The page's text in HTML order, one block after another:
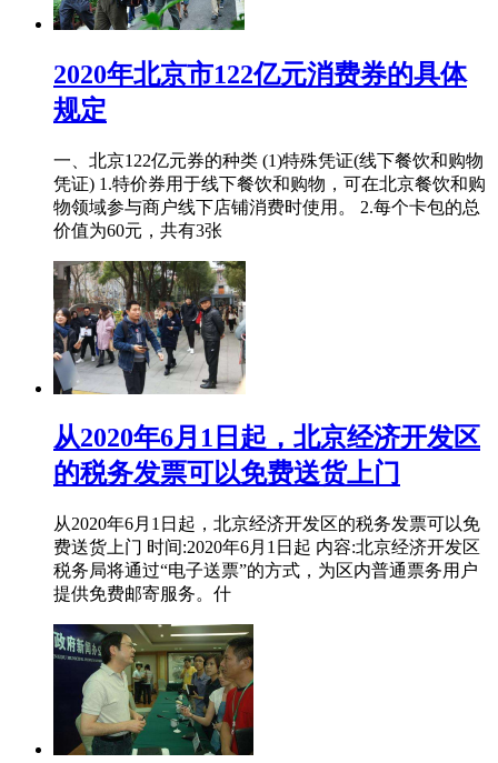
2020年北京市122亿元消费券的具体
规定
一、北京122亿元券的种类 (1)特殊凭证(线下餐饮和购物
凭证) 1.特价券用于线下餐饮和购物，可在北京餐饮和购
物领域参与商户线下店铺消费时使用。 2.每个卡包的总
价值为60元，共有3张
从2020年6月1日起，北京经济开发区
的税务发票可以免费送货上门
从2020年6月1日起，北京经济开发区的税务发票可以免
费送货上门 时间:2020年6月1日起 内容:北京经济开发区
税务局将通过“电子送票”的方式，为区内普通票务用户
提供免费邮寄服务。什